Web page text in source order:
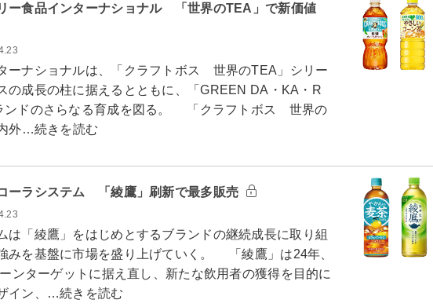
ー食品インターナショナル 「世界のTEA」で新価値
ーナショナルは、「クラフトボス 世界のTEA」シリー
の成長の柱に据えるとともに、「GREEN DA・KA・R
ンドのさらなる育成を図る。 「クラフトボス 世界の
外…続きを読む
ーラシステム 「綾鷹」刷新で最多販売
「綾鷹」をはじめとするブランドの継続成長に取り組
みを基盤に市場を盛り上げていく。 「綾鷹」は24年、
ンターゲットに据え直し、新たな飲用者の獲得を目的に
イン、…続きを読む